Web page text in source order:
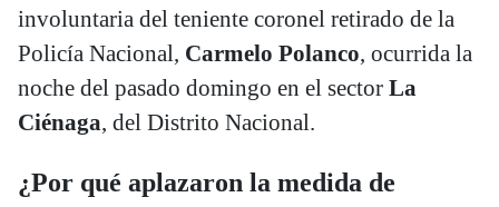
involuntaria del teniente coronel retirado de la
Policía Nacional, Carmelo Polanco, ocurrida la
noche del pasado domingo en el sector La
Ciénaga, del Distrito Nacional.
¿Por qué aplazaron la medida de